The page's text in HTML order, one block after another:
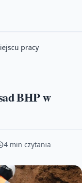
pracy
BHP w
4 min czytania